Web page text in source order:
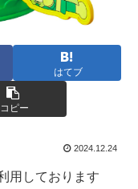
はてブ
コピー
2024.12.24
用しております